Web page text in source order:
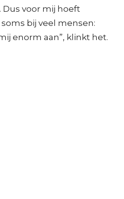
voor mij hoeft
bij veel mensen:
enorm aan”, klinkt het.